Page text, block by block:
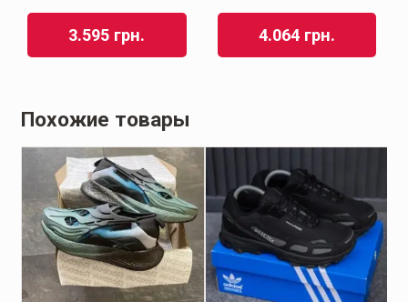
3.595 грн. 4.064 грн.
Похожие товары